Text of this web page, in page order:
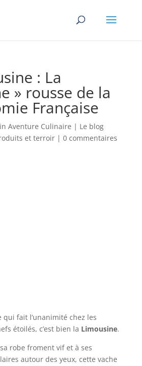
: La
» rousse de la
Française
Aventure Culinaire | Le blog
et terroir| 0 commentaires
qui fait l’unanimité chez les
étoilés, c’est bien la Limousine.
robe froment vif et à ses
autour des yeux, cette vache